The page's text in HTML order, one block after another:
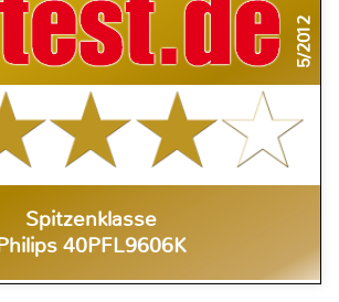
5/2012
Spitzenklasse
40PFL9606K